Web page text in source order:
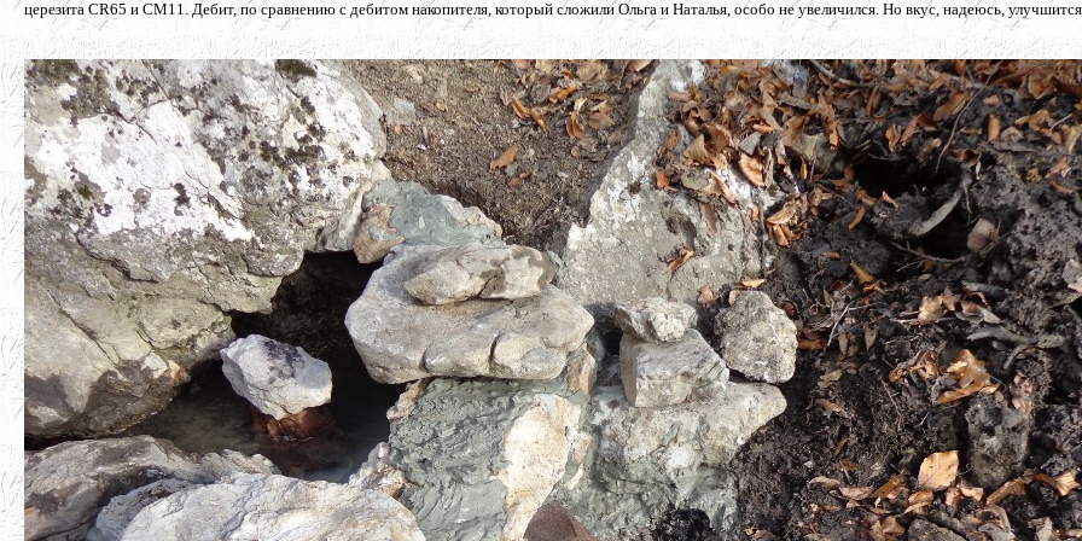
церезита CR65 и СМ11. Дебит, по сравнению с дебитом накопителя, который сложили Ольга и Наталья, особо не увеличился. Но вкус, надеюсь,